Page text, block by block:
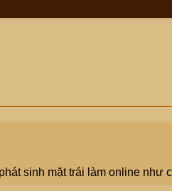
sinh mặt trái làm online như